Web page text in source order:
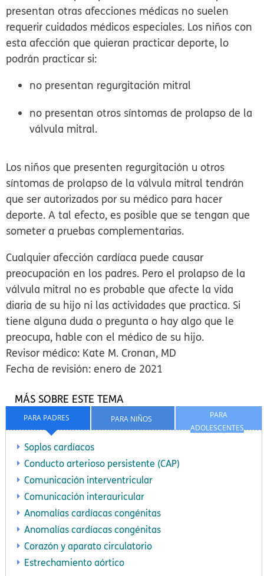
presentan otras afecciones médicas no suelen
requerir cuidados médicos especiales. Los niños con
esta afección que quieran practicar deporte, lo
podrán practicar si:
no presentan regurgitación mitral
no presentan otros síntomas de prolapso de la
válvula mitral.
Los niños que presenten regurgitación u otros
síntomas de prolapso de la válvula mitral tendrán
que ser autorizados por su médico para hacer
deporte. A tal efecto, es posible que se tengan que
someter a pruebas complementarias.
Cualquier afección cardíaca puede causar
preocupación en los padres. Pero el prolapso de la
válvula mitral no es probable que afecte la vida
diaria de su hijo ni las actividades que practica. Si
tiene alguna duda o pregunta o hay algo que le
preocupa, hable con el médico de su hijo.
Revisor médico: Kate M. Cronan, MD
Fecha de revisión: enero de 2021
PARA
ADOLESCENTES
PARA NIÑOS
PARA PADRES
MÁS SOBRE ESTE TEMA
Soplos cardíacos
Conducto arterioso persistente (CAP)
Comunicación interventricular
Comunicación interauricular
Anomalías cardíacas congénitas
Anomalías cardíacas congénitas
Corazón y aparato circulatorio
Estrechamiento aórtico